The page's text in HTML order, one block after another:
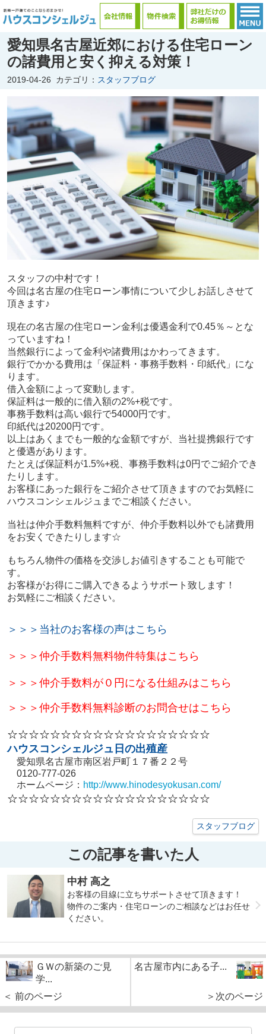
愛知県名古屋近郊における住宅ローン
の諸費用と安く抑える対策！
2019-04-26 カテゴリ： スタッフブログ
スタッフの中村です！
今回は名古屋の住宅ローン事情について少しお話しさせて
頂きます♪
現在の名古屋の住宅ローン金利は優遇金利で0.45％～とな
っていますね！
当然銀行によって金利や諸費用はかわってきます。
銀行でかかる費用は「保証料・事務手数料・印紙代」にな
ります。
借入金額によって変動します。
保証料は一般的に借入額の2%+税です。
事務手数料は高い銀行で54000円です。
印紙代は20200円です。
以上はあくまでも一般的な金額ですが、当社提携銀行です
と優遇があります。
たとえば保証料が1.5%+税、事務手数料は0円でご紹介でき
たりします。
お客様にあった銀行をご紹介させて頂きますのでお気軽に
ハウスコンシェルジュまでご相談ください。
当社は仲介手数料無料ですが、仲介手数料以外でも諸費用
をお安くできたりします☆
もちろん物件の価格を交渉しお値引きすることも可能で
す。
お客様がお得にご購入できるようサポート致します！
お気軽にご相談ください。
＞＞＞当社のお客様の声はこちら
＞＞＞ 仲介手数料無料物件特集はこちら
＞＞＞仲介手数料が０円になる仕組みはこちら
＞＞＞仲介手数料無料診断のお問合せはこちら
☆☆☆☆☆☆☆☆☆☆☆☆☆☆☆☆☆☆☆
ハウスコンシェルジュ日の出殖産
愛知県名古屋市南区岩戸町１７番２２号
0120-777-026
ホームページ： http://www.hinodesyokusan.com/
☆☆☆☆☆☆☆☆☆☆☆☆☆☆☆☆☆☆☆
スタッフブログ
この記事を書いた人
中村 高之
お客様の目線に立ちサポートさせて頂きます！
物件のご案内・住宅ローンのご相談などはお任せ
ください。
ＧＷの新築のご見
学...
＜ 前のページ
名古屋市内にある子...
＞次のページ